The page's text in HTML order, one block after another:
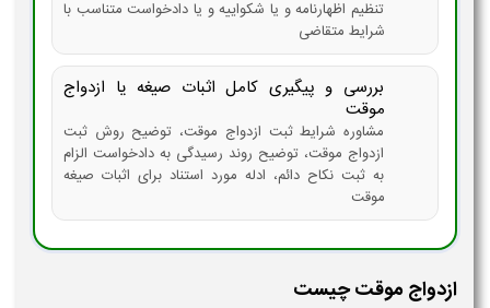
تنظیم اظهارنامه و یا شکواییه و یا دادخواست متناسب با
شرایط متقاضی
بررسی و پیگیری کامل اثبات صیغه یا ازدواج
موقت
مشاوره شرایط ثبت ازدواج موقت، توضیح روش ثبت
ازدواج موقت، توضیح روند رسیدگی به دادخواست الزام
به ثبت نکاح دائم، ادله مورد استناد برای اثبات صیغه
موقت
ازدواج موقت چیست